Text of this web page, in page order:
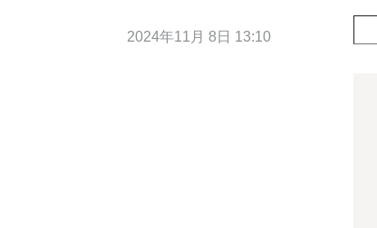
2024年11月 8日 13:10